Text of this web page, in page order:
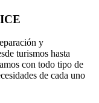
y
turismos hasta
con todo tipo de
de cada uno